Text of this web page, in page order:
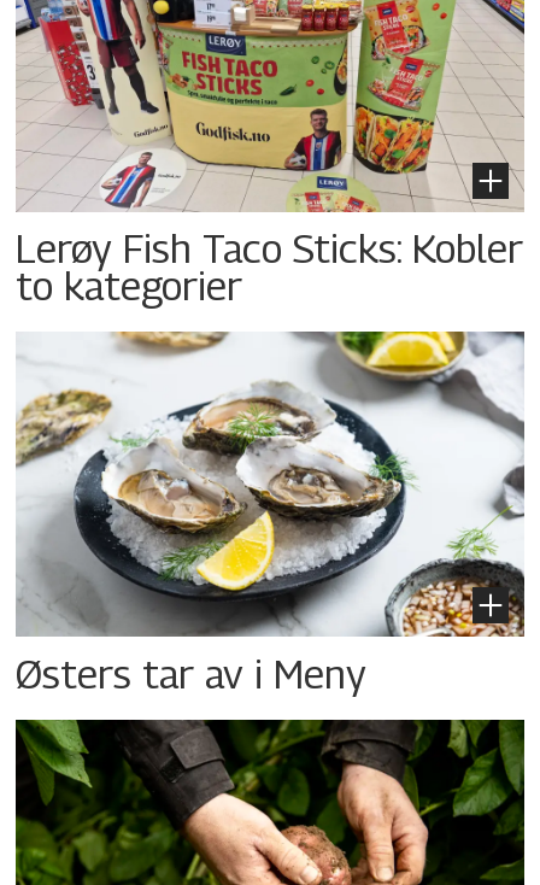
Lerøy Fish Taco Sticks: Kobler
to kategorier
Østers tar av i Meny